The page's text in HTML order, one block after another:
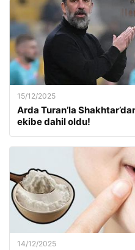
15/12/2025
Arda Turan’la
ekibe dahil oldu!
14/12/2025